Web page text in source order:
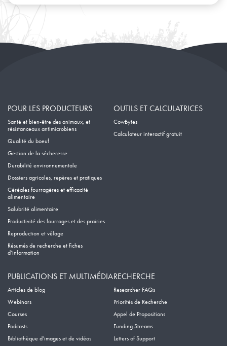
Janvier
Février
POUR LES PRODUCTEURS
Santé et bien-être des animaux, et
résistanceaux antimicrobiens
Qualité du boeuf
Gestion de la sécheresse
Durabilité environnementale
Dossiers agricoles, repères et pratiques
Céréales fourragères et efficacité
alimentaire
Salubrité alimentaire
Productivité des fourrages et des prairies
Reproduction et vêlage
Résumés de recherche et fiches
d’information
OUTILS ET CALCULATRICES
CowBytes
Calculateur interactif gratuit
PUBLICATIONS ET MULTIMÉDIA
Articles de blog
Webinars
Courses
Podcasts
Bibliothèque d’images et de vidéos
RECHERCHE
Researcher FAQs
Priorités de Recherche
Appel de Propositions
Funding Streams
Letters of Support